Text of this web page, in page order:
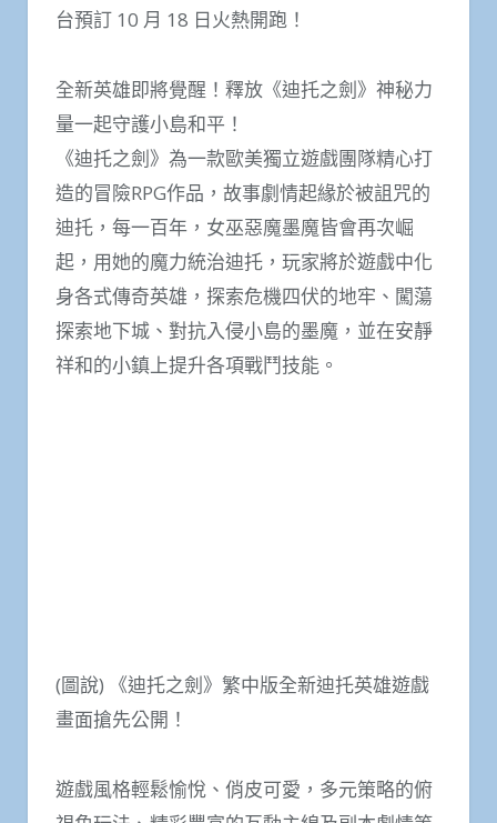
台預訂 10 月 18 日火熱開跑！
全新英雄即將覺醒！釋放《迪托之劍》神秘力
量一起守護小島和平！
《迪托之劍》為一款歐美獨立遊戲團隊精心打
造的冒險RPG作品，故事劇情起緣於被詛咒的
迪托，每一百年，女巫惡魔墨魔皆會再次崛
起，用她的魔力統治迪托，玩家將於遊戲中化
身各式傳奇英雄，探索危機四伏的地牢、闖蕩
探索地下城、對抗入侵小島的墨魔，並在安靜
祥和的小鎮上提升各項戰鬥技能。
(圖說) 《迪托之劍》繁中版全新迪托英雄遊戲
畫面搶先公開！
遊戲風格輕鬆愉悅、俏皮可愛，多元策略的俯